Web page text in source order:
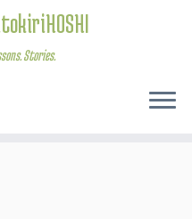
Stories.